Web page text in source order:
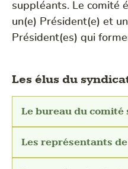
suppléants. Le comité
un(e) Président(e) et
Président(es) qui
Les élus du
Le bureau du comité
Les représentants